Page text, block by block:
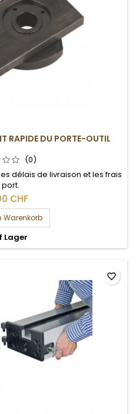
RAPIDE DU PORTE-OUTIL
(0)
délais de livraison et les frais
CHF
Warenkorb
Lager
favorite_border